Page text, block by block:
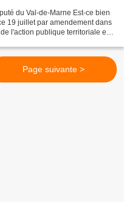
du Val-de-Marne Est-ce bien
19 juillet par amendement dans
l'action publique territoriale et
Page suivante >